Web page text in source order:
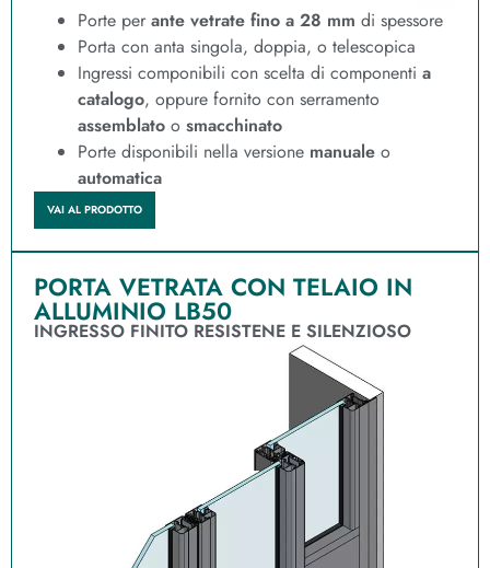
Porte per ante vetrate fino a 28 mm di spessore
Porta con anta singola, doppia, o telescopica
Ingressi componibili con scelta di componenti a
catalogo, oppure fornito con serramento
assemblato o smacchinato
Porte disponibili nella versione manuale o
automatica
VAI AL PRODOTTO
PORTA VETRATA CON TELAIO IN
ALLUMINIO LB50
INGRESSO FINITO RESISTENE E SILENZIOSO